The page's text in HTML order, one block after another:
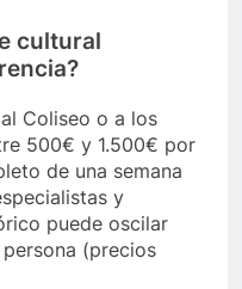
cultural
Coliseo o a los
500€ y 1.500€ por
de una semana
y
puede oscilar
(precios